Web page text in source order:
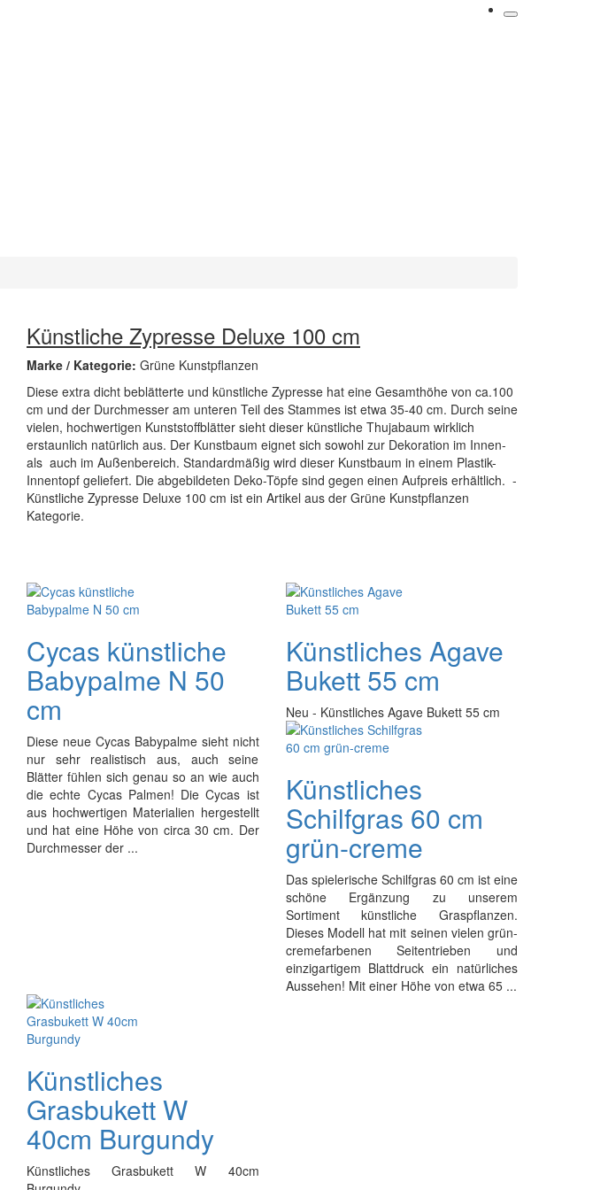
Künstliche Zypresse Deluxe 100 cm
Marke / Kategorie: Grüne Kunstpflanzen
Diese extra dicht beblätterte und künstliche Zypresse hat eine Gesamthöhe von ca.100
cm und der Durchmesser am unteren Teil des Stammes ist etwa 35-40 cm. Durch seine
vielen, hochwertigen Kunststoffblätter sieht dieser künstliche Thujabaum wirklich
erstaunlich natürlich aus. Der Kunstbaum eignet sich sowohl zur Dekoration im Innen-
als auch im Außenbereich. Standardmäßig wird dieser Kunstbaum in einem Plastik-
Innentopf geliefert. Die abgebildeten Deko-Töpfe sind gegen einen Aufpreis erhältlich. -
Künstliche Zypresse Deluxe 100 cm ist ein Artikel aus der Grüne Kunstpflanzen
Kategorie.
Cycas künstliche
Babypalme N 50
cm
Diese neue Cycas Babypalme sieht nicht
nur sehr realistisch aus, auch seine
Blätter fühlen sich genau so an wie auch
die echte Cycas Palmen! Die Cycas ist
aus hochwertigen Materialien hergestellt
und hat eine Höhe von circa 30 cm. Der
Durchmesser der ...
Künstliches Agave
Bukett 55 cm
Neu - Künstliches Agave Bukett 55 cm
Künstliches
Schilfgras 60 cm
grün-creme
Das spielerische Schilfgras 60 cm ist eine
schöne Ergänzung zu unserem
Sortiment künstliche Graspflanzen.
Dieses Modell hat mit seinen vielen grün-
cremefarbenen Seitentrieben und
einzigartigem Blattdruck ein natürliches
Aussehen! Mit einer Höhe von etwa 65 ...
Künstliches
Grasbukett W
40cm Burgundy
Künstliches Grasbukett W 40cm